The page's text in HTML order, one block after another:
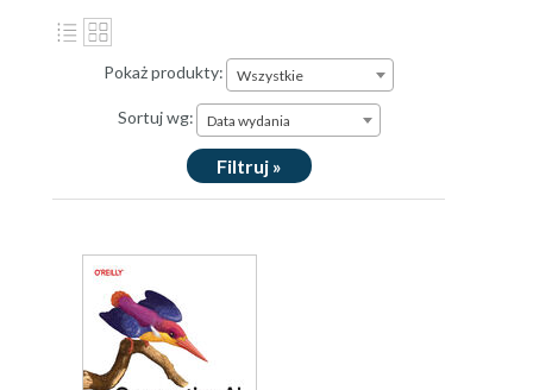
Pokaż produkty: Wszystkie
Sortuj wg: Data wydania
Filtruj »